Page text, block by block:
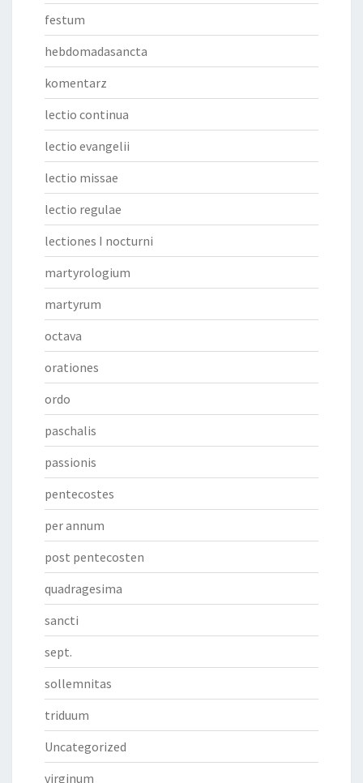
festum
hebdomadasancta
komentarz
lectio continua
lectio evangelii
lectio missae
lectio regulae
lectiones I nocturni
martyrologium
martyrum
octava
orationes
ordo
paschalis
passionis
pentecostes
per annum
post pentecosten
quadragesima
sancti
sept.
sollemnitas
triduum
Uncategorized
virginum